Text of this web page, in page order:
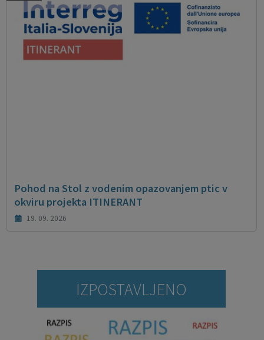
Pohod na Stol z vodenim opazovanjem ptic v
okviru projekta ITINERANT
19. 09. 2026
IZPOSTAVLJENO